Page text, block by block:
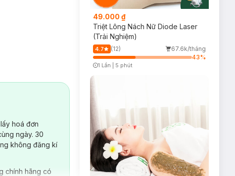
hoá đơn
ngày. 30
không đăng kí
chính hãng có
49.000 ₫
Triệt Lông Nách Nữ Diode Laser
(Trải Nghiệm)
4.7 (12)
67.6k/tháng
43%
1 Lần 5 phút